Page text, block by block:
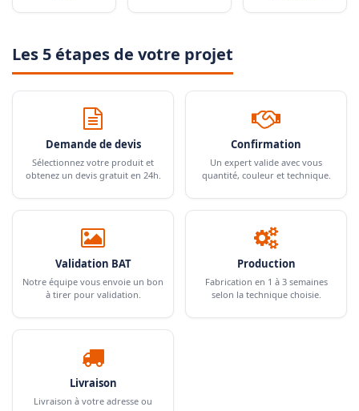
Les 5 étapes de votre projet
Demande de devis
Sélectionnez votre produit et
obtenez un devis gratuit en 24h.
Confirmation
Un expert valide avec vous
quantité, couleur et technique.
Validation BAT
Notre équipe vous envoie un bon
à tirer pour validation.
Production
Fabrication en 1 à 3 semaines
selon la technique choisie.
Livraison
Livraison à votre adresse ou